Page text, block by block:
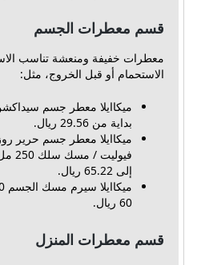
قسم معطرات الجسم
معطرات خفيفة ومنعشة تناسب
الاستحمام أو قبل الخروج، مثل:
بداية من 29.56 ريال.
ميكاايلا معطر جسم حرير
إلى 65.22 ريال.
60 ريال.
قسم معطرات المنزل